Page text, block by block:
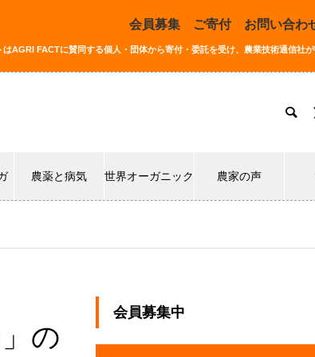
会員募集 ご寄付 お問い合わ
はAGRI FACTに賛同する個人・団体から寄付・委託を受け、農業技術通信社
農薬と病気 世界オーガニック 農家の声
の
会員募集中